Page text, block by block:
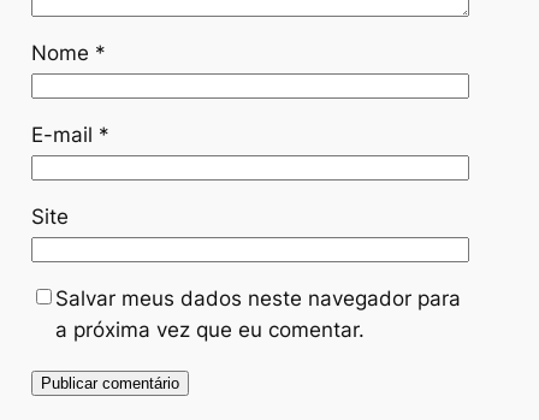
Nome *
E-mail *
Site
Salvar meus dados neste navegador para
a próxima vez que eu comentar.